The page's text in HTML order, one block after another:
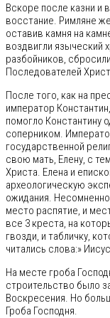
Вскоре после казни и
восстание. Римляне
оставив камня на
воздвигли языческий
разбойников,
Последователей
После того, как на
император
помогло
соперником.
государственной
свою мать, Елену, с
Христа. Елена и
археологическую
ожидания.
место распятие, и
все 3 креста, на
гвозди, и табличку,
читались слова:»
На месте гроба
строительство было
Воскресения. Но
Гроба Господня.